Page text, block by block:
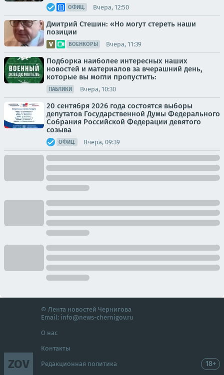
ОФИЦ. Вчера, 12:50
Дмитрий Стешин: «Но могут стереть наши
позиции
ВОЕНКОРЫ Вчера, 11:39
Подборка наиболее интересных наших
новостей и материалов за вчерашний день,
которые вы могли пропустить:
ПАБЛИКИ Вчера, 10:30
20 сентября 2026 года состоятся выборы
депутатов Государственной Думы Федерального
Собрания Российской Федерации девятого
созыва
ОФИЦ. Вчера, 09:39
ZOV
© Лента новостей Чернигова
Email: info@news-chernigov.ru
О нас
Контакты
Редакционная политика 18+